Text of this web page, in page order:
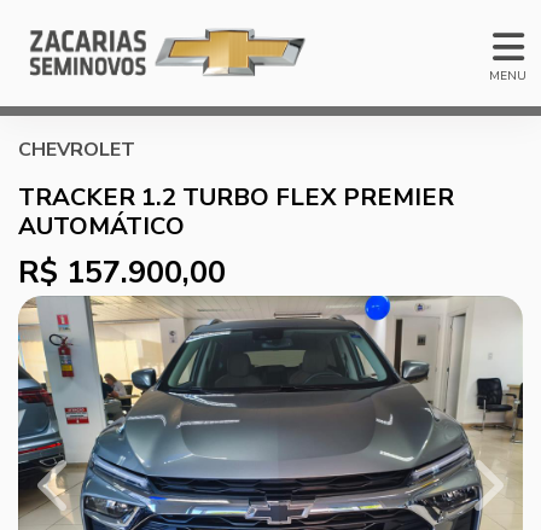
MENU
CHEVROLET
TRACKER 1.2 TURBO FLEX PREMIER
AUTOMÁTICO
R$ 157.900,00
Previous Next